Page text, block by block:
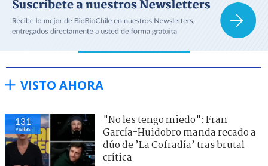
VISTO AHORA
131
visitas
"No les tengo miedo": Fran
García-Huidobro manda recado a
dúo de ’La Cofradía’ tras brutal
crítica